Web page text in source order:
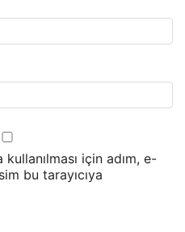
için adım, e-
bu tarayıcıya